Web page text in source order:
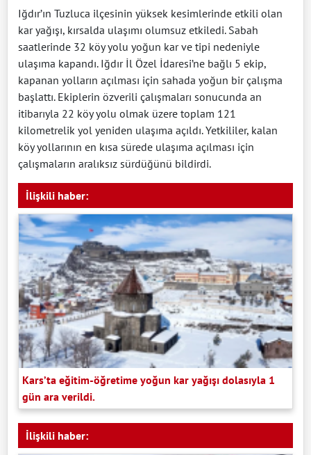
Iğdır’ın Tuzluca ilçesinin yüksek kesimlerinde etkili olan
kar yağışı, kırsalda ulaşımı olumsuz etkiledi. Sabah
saatlerinde 32 köy yolu yoğun kar ve tipi nedeniyle
ulaşıma kapandı. Iğdır İl Özel İdaresi’ne bağlı 5 ekip,
kapanan yolların açılması için sahada yoğun bir çalışma
başlattı. Ekiplerin özverili çalışmaları sonucunda an
itibarıyla 22 köy yolu olmak üzere toplam 121
kilometrelik yol yeniden ulaşıma açıldı. Yetkililer, kalan
köy yollarının en kısa sürede ulaşıma açılması için
çalışmaların aralıksız sürdüğünü bildirdi.
İlişkili haber:
Kars’ta eğitim-öğretime yoğun kar yağışı dolasıyla 1
gün ara verildi.
İlişkili haber: